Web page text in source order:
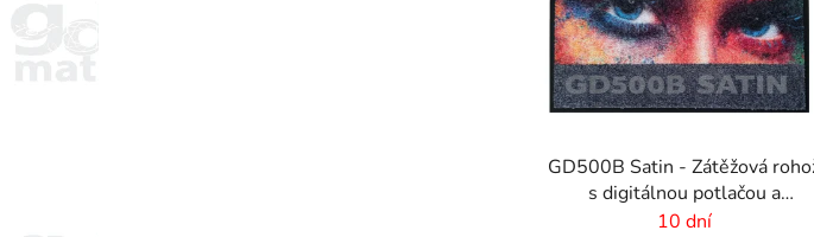
GD500B Satin - Zátěžová
s digitálnou potlačou a
absorpčnou vrstvou
10 dní